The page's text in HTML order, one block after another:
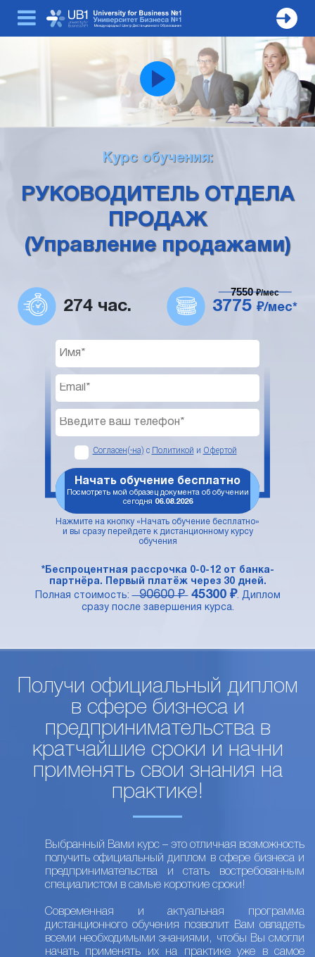
Курс обучения:
РУКОВОДИТЕЛЬ ОТДЕЛА
ПРОДАЖ
(Управление продажами)
274 час. 3775 ₽/мес*
7550₽/мес
Согласен(-на) с Политикой и Офертой
Начать обучение бесплатно
Посмотреть мой образец документа об обучении
сегодня 06.08.2026
Нажмите на кнопку «Начать обучение бесплатно»
и вы сразу перейдете к дистанционному курсу
обучения
*Беспроцентная рассрочка 0-0-12 от банка-
партнёра. Первый платёж через 30 дней.
Полная стоимость:90600 ₽ 45300 ₽. Диплом
сразу после завершения курса.
Получи официальный диплом
в сфере бизнеса и
предпринимательства в
кратчайшие сроки и начни
применять свои знания на
практике!
Выбранный Вами курс – это отличная возможность
получить официальный диплом в сфере бизнеса и
предпринимательства и стать востребованным
специалистом в самые короткие сроки!
Современная и актуальная программа
дистанционного обучения позволит Вам овладеть
всеми необходимыми знаниями, чтобы Вы смогли
начать применять их на практике уже в самое